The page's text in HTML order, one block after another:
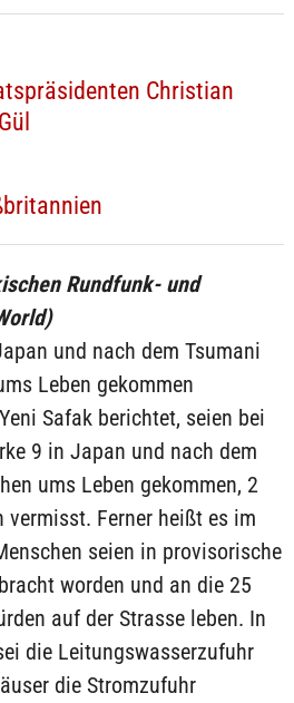
Christian
Rundfunk- und
und nach dem Tsumani
Leben gekommen
Safak berichtet, seien bei
9 in Japan und nach dem
ums Leben gekommen, 2
vermisst. Ferner heißt es im
seien in provisorische
worden und an die 25
auf der Strasse leben. In
die Leitungswasserzufuhr
die Stromzufuhr